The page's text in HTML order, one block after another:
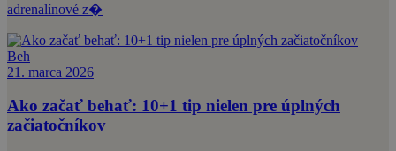
adrenalínové z�
Beh
21. marca 2026
Ako začať behať: 10+1 tip nielen pre úplných
začiatočníkov